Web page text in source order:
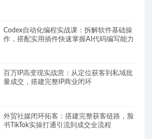
Codex自动化编程实战课：拆解软件基础操
作，搭配实用插件快速掌握AI代码编写能力
百万IP高变现实战营：从定位获客到私域批
量成交，搭建完整IP商业闭环
外贸社媒闭环拓客：搭建完整获客链路，脸
书TikTok实操打通引流到成交全流程